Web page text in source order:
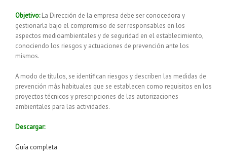
Objetivo:La Dirección de la empresa debe ser conocedora y
gestionarla bajo el compromiso de ser responsables en los
aspectos medioambientales y de seguridad en el establecimiento,
conociendo los riesgos y actuaciones de prevención ante los
mismos.
A modo de títulos, se identifican riesgos y describen las medidas de
prevención más habituales que se establecen como requisitos en los
proyectos técnicos y prescripciones de las autorizaciones
ambientales para las actividades.
Descargar:
Guía completa